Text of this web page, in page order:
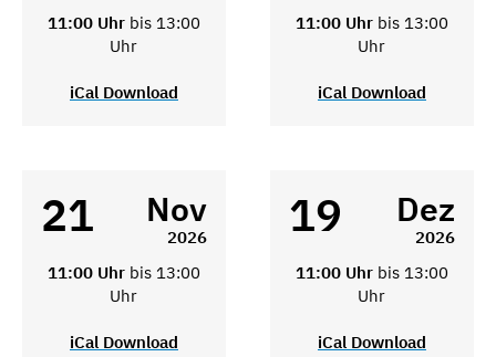
11:00 Uhr bis 13:00
Uhr
iCal Download
11:00 Uhr bis 13:00
Uhr
iCal Download
21 Nov
2026
11:00 Uhr bis 13:00
Uhr
iCal Download
19 Dez
2026
11:00 Uhr bis 13:00
Uhr
iCal Download